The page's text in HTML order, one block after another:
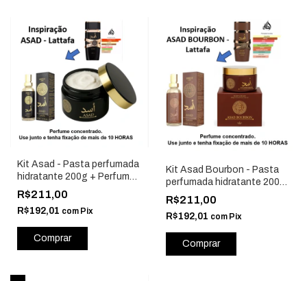
Kit Asad - Pasta perfumada
hidratante 200g + Perfume
15ml - Isabelle La Belle
R$211,00
R$192,01 com Pix
Kit Asad Bourbon - Pasta
perfumada hidratante 200g
+ Perfume 15ml - Isabelle La
Belle
R$211,00
R$192,01 com Pix